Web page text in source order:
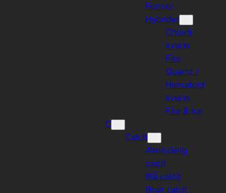
Former
Hybrider
Chlorit
kvarts
Fire
Quartz /
Hematoid
kvarts
Fire & Ice
C
Calcit
Almindelig
calcit
Blå calcit
Brun calcit